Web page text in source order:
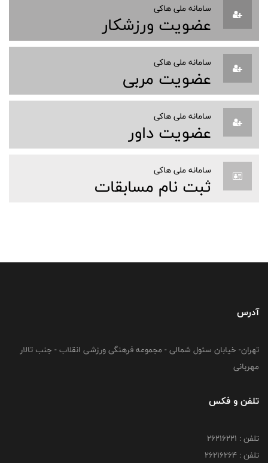
سامانه ملی هاکی
عضویت ورزشکار
سامانه ملی هاکی
عضویت مربی
سامانه ملی هاکی
عضویت داور
سامانه ملی هاکی
ثبت نام مسابقات
آدرس
تهران- خیابان سئول شمالی - مجموعه فرهنگی ورزشی انقلاب - جنب تالار
مهربانی
تلفن و فکس
تلفن : 26216221
تلفن : 26216264